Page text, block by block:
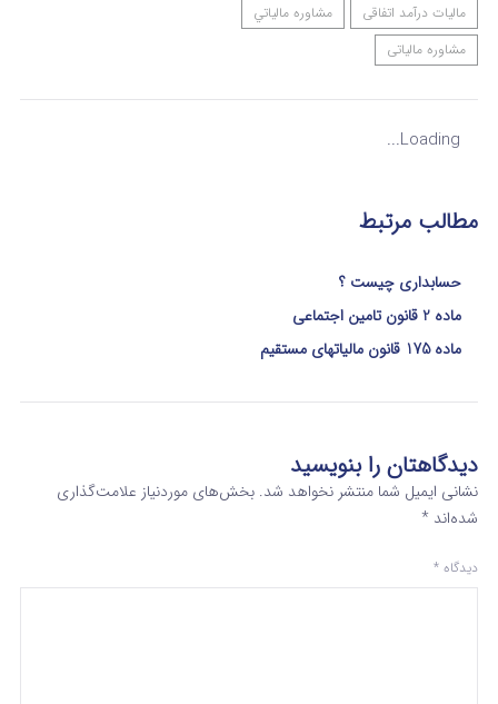
مالیات درآمد اتفاقی
مشاوره مالياتي
مشاوره مالیاتی
Loading...
مطالب مرتبط
حسابداری چیست ؟
ماده 2 قانون تامین اجتماعی
ماده 175 قانون مالیاتهای مستقیم
دیدگاهتان را بنویسید
نشانی ایمیل شما منتشر نخواهد شد. بخش‌های موردنیاز علامت‌گذاری
شده‌اند *
دیدگاه *